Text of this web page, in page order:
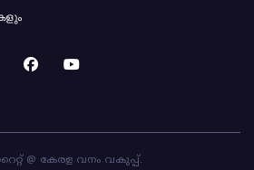
@ കേരള വനം വകുപ്പ്.